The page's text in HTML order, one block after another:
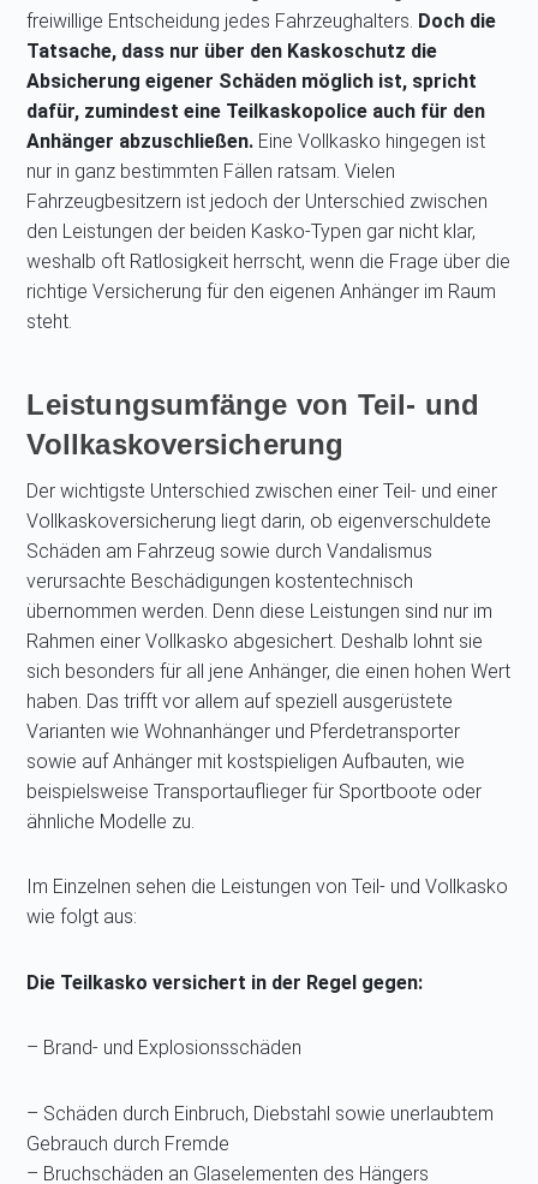
freiwillige Entscheidung jedes Fahrzeughalters. Doch die
Tatsache, dass nur über den Kaskoschutz die
Absicherung eigener Schäden möglich ist, spricht
dafür, zumindest eine Teilkaskopolice auch für den
Anhänger abzuschließen. Eine Vollkasko hingegen ist
nur in ganz bestimmten Fällen ratsam. Vielen
Fahrzeugbesitzern ist jedoch der Unterschied zwischen
den Leistungen der beiden Kasko-Typen gar nicht klar,
weshalb oft Ratlosigkeit herrscht, wenn die Frage über die
richtige Versicherung für den eigenen Anhänger im Raum
steht.
Leistungsumfänge von Teil- und
Vollkaskoversicherung
Der wichtigste Unterschied zwischen einer Teil- und einer
Vollkaskoversicherung liegt darin, ob eigenverschuldete
Schäden am Fahrzeug sowie durch Vandalismus
verursachte Beschädigungen kostentechnisch
übernommen werden. Denn diese Leistungen sind nur im
Rahmen einer Vollkasko abgesichert. Deshalb lohnt sie
sich besonders für all jene Anhänger, die einen hohen Wert
haben. Das trifft vor allem auf speziell ausgerüstete
Varianten wie Wohnanhänger und Pferdetransporter
sowie auf Anhänger mit kostspieligen Aufbauten, wie
beispielsweise Transportauflieger für Sportboote oder
ähnliche Modelle zu.
Im Einzelnen sehen die Leistungen von Teil- und Vollkasko
wie folgt aus:
Die Teilkasko versichert in der Regel gegen:
– Brand- und Explosionsschäden
– Schäden durch Einbruch, Diebstahl sowie unerlaubtem
Gebrauch durch Fremde
– Bruchschäden an Glaselementen des Hängers